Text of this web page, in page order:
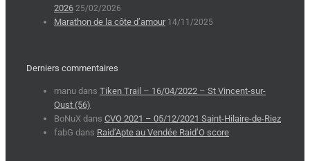
2026 25/02/2026
Marathon de la côte d’amour 14/11/2025
Derniers commentaires
manu dans Tiken Trail – 16/04/2022 – St Vincent-sur-
Oust (56)
BoNuX dans CVO 2021 – 05/12/2021 Saint-Hilaire-de-Riez
fabG dans Raid’Apte au Vendée Raid’O score